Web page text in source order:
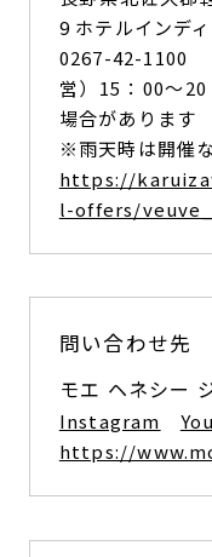
9 ホテルインデ
0267-42-1100
営）15：00～
場合があります
※雨天時は開催
https://
l-offers/
問い合わせ先
モエ ヘネシー
Instagram
https://